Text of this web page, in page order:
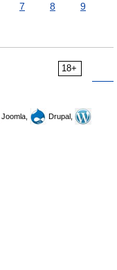
7 8
9
18+
Joomla,
Drupal,